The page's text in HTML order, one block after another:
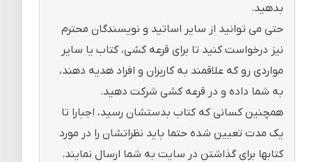
بدهید.
حتی می توانید از سایر اساتید و نویسندگان محترم
نیز درخواست کنید تا برای قرعه کشی، کتاب یا سایر
مواردی رو که علاقمند به کاربران و افراد هدیه دهند،
به شما داده و در قرعه کشی شرکت دهید.
همچنین کسانی که کتاب بدستشان رسید، اجبارا تا
یک مدت تعیین شده حتما باید نظراتشان را در مورد
کتابها برای گذاشتن در سایت به شما ارسال نمایند.